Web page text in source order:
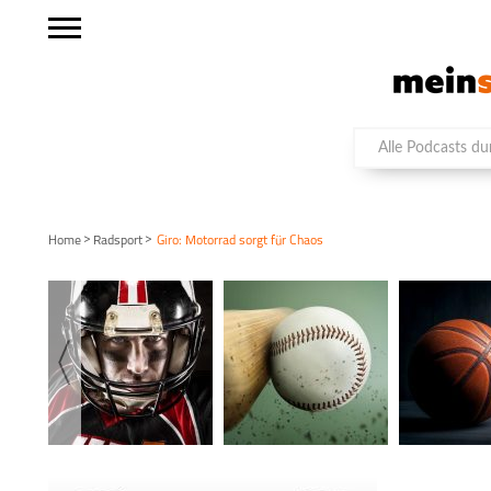
Home > Radsport > Giro: Motorrad sorgt für Chaos